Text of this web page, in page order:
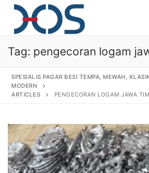
About Us
Products
Tag: pengecoran logam
SPESIALIS PAGAR BESI TEMPA, MEWAH,
MODERN
ARTICLES
PENGECORAN LOGAM JAWA